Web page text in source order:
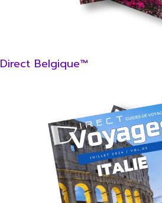
Direct Belgique™